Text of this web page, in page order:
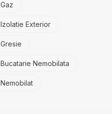
Gaz
Izolatie Exterior
Gresie
Bucatarie Nemobilata
Nemobilat